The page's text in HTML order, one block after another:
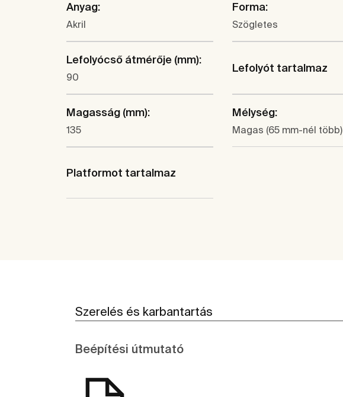
Anyag:
Akril
Forma:
Szögletes
Lefolyócső átmérője (mm):
90
Lefolyót tartalmaz
Magasság (mm):
135
Mélység:
Magas (65 mm-nél több)
Platformot tartalmaz
Szerelés és karbantartás
Beépítési útmutató